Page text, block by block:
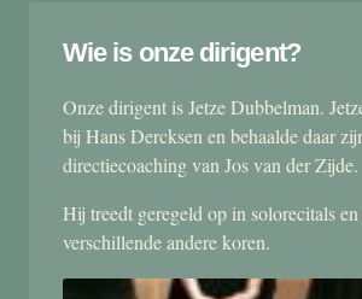
Wie is onze dirigent?
Onze dirigent is Jetze Dubbelman.
bij Hans Dercksen en behaalde daar
directiecoaching van Jos van der Zijde.
Hij treedt geregeld op in solorecitals
verschillende andere koren.